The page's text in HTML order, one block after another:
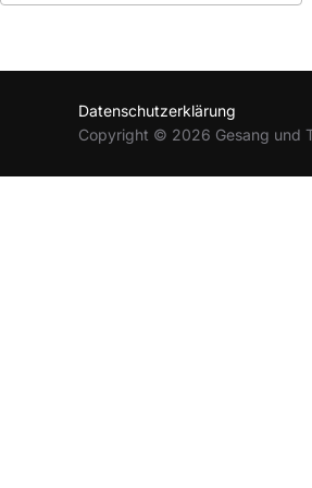
Datenschutzerklärung
Copyright © 2026 Gesang und